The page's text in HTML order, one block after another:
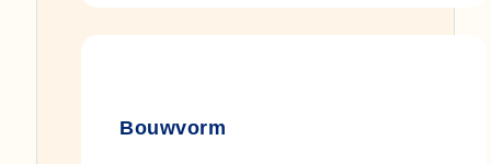
Bouwvorm